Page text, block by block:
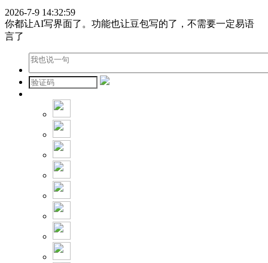
2026-7-9 14:32:59
你都让AI写界面了。功能也让豆包写的了，不需要一定易语
言了